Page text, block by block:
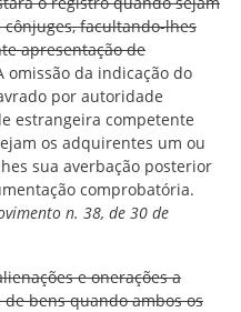
facultando-lhes
apresentação de
omissão da indicação do
por autoridade
estrangeira competente
os adquirentes um ou
sua averbação posterior
comprobatória.
n. 38, de 30 de
e onerações a
bens quando ambos os